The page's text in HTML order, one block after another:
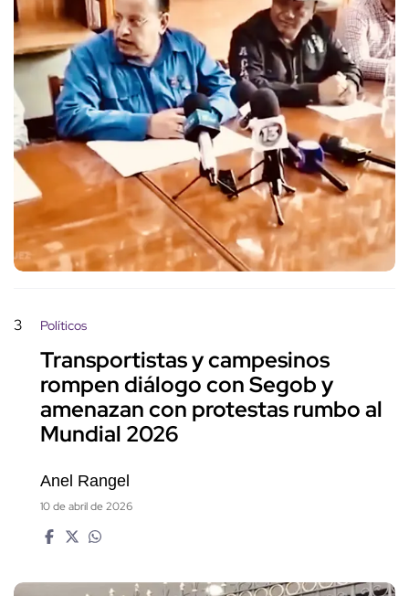
3 Políticos
Transportistas y campesinos
rompen diálogo con Segob y
amenazan con protestas rumbo al
Mundial 2026
Anel Rangel
10 de abril de 2026